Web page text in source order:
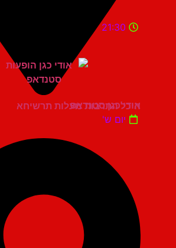
היכל התרבות מעלות תרשיחא
21:30
אודי כגן סטנדאפ
יום ש'